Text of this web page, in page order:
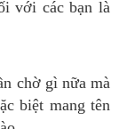
với các bạn là
chờ gì nữa mà
biệt mang tên